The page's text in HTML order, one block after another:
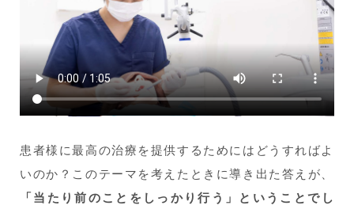
患者様に最高の治療を提供するためにはどうすればよ
いのか？このテーマを考えたときに導き出た答えが、
「当たり前のことをしっかり行う」ということでし